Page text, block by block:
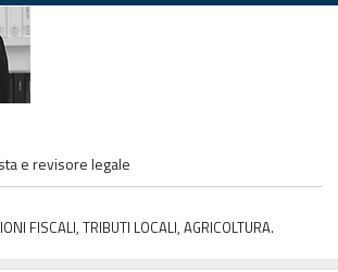
e revisore legale
FISCALI, TRIBUTI LOCALI, AGRICOLTURA.